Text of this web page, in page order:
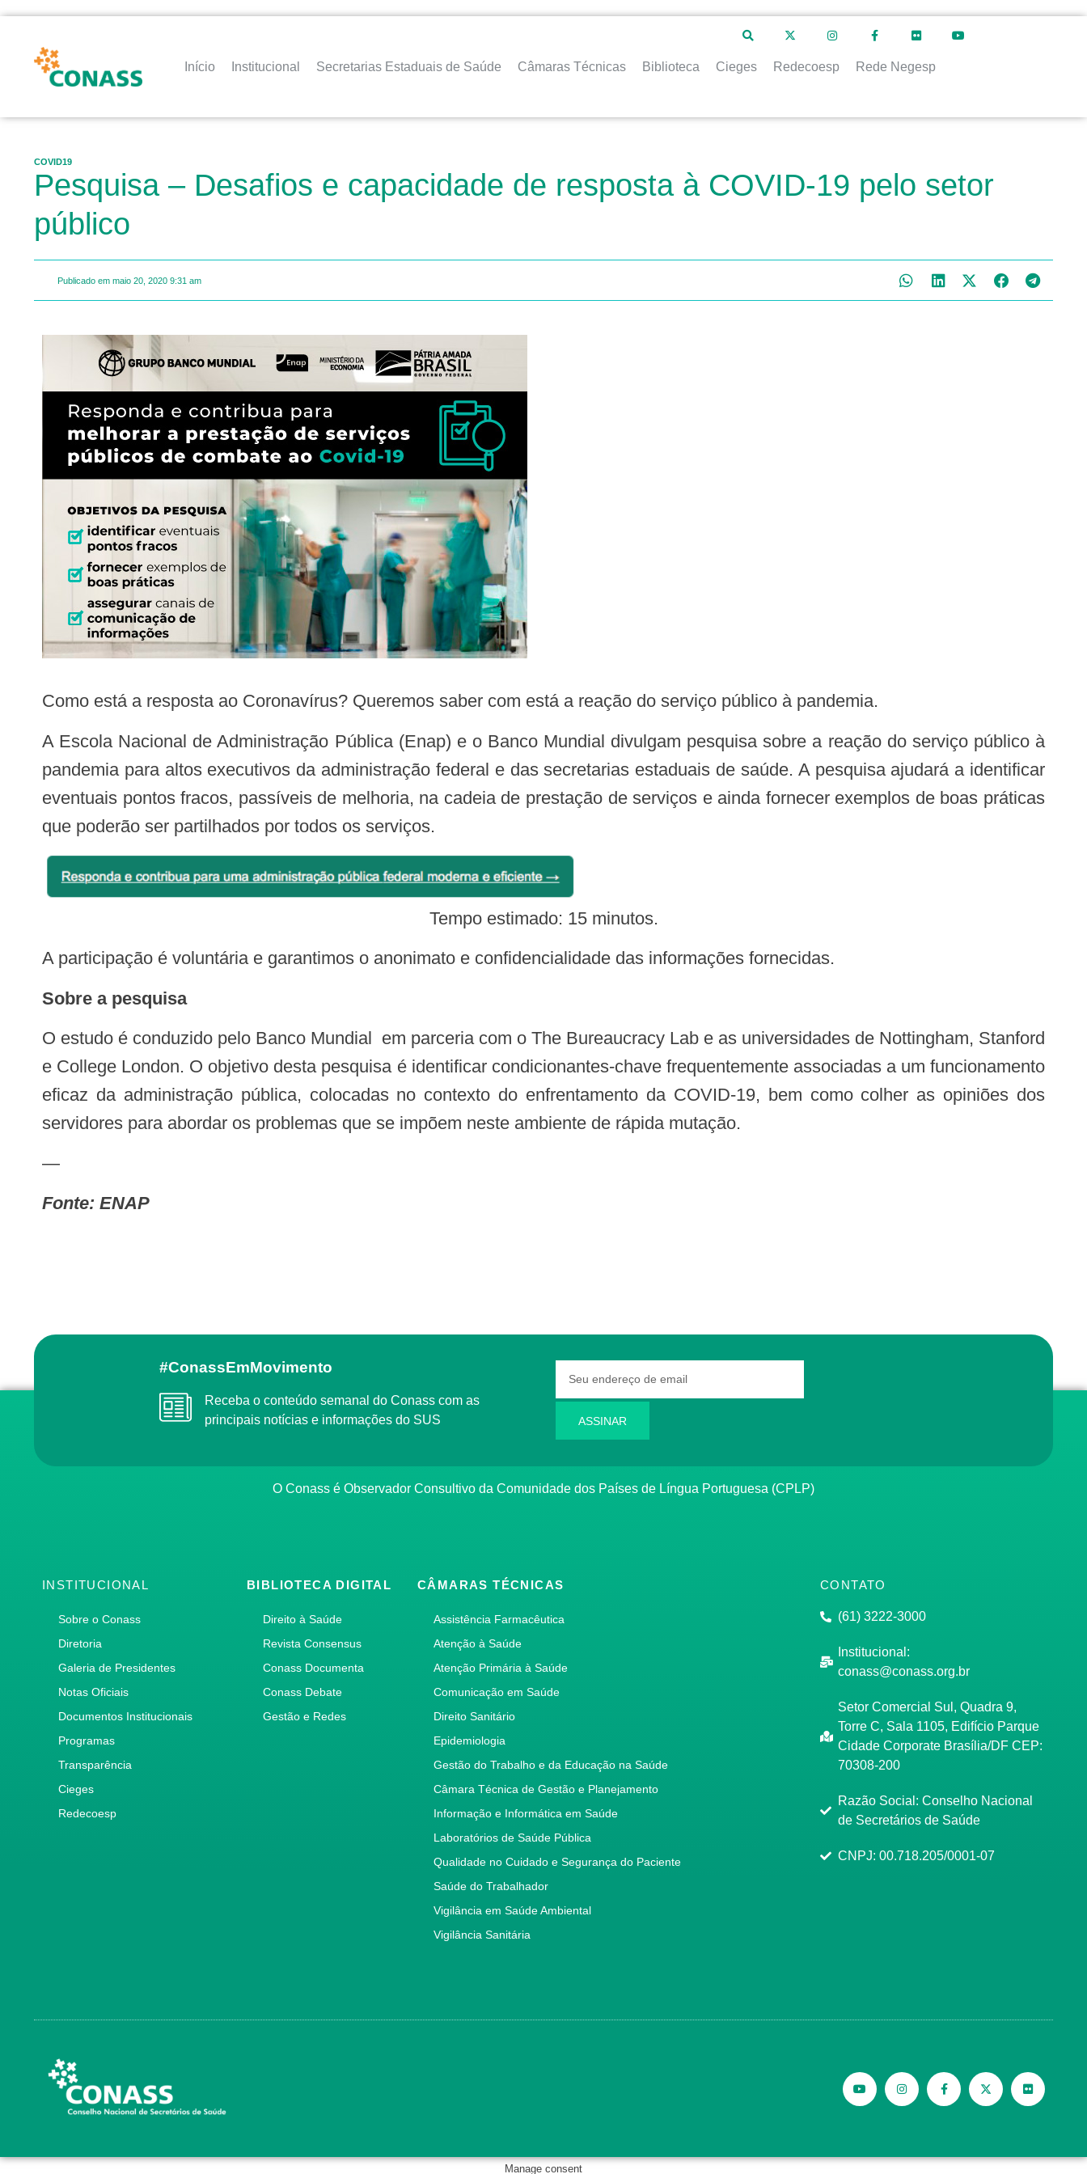
Início Institucional Secretarias Estaduais de Saúde Câmaras Técnicas Biblioteca Cieges Redecoesp Rede Negesp
COVID19
Pesquisa – Desafios e capacidade de resposta à COVID-19 pelo setor
público
Publicado em maio 20, 2020 9:31 am
Como está a resposta ao Coronavírus? Queremos saber com está a reação do serviço público à pandemia.
A Escola Nacional de Administração Pública (Enap) e o Banco Mundial divulgam pesquisa sobre a reação do serviço público à
pandemia para altos executivos da administração federal e das secretarias estaduais de saúde. A pesquisa ajudará a identificar
eventuais pontos fracos, passíveis de melhoria, na cadeia de prestação de serviços e ainda fornecer exemplos de boas práticas
que poderão ser partilhados por todos os serviços.
Tempo estimado: 15 minutos.
A participação é voluntária e garantimos o anonimato e confidencialidade das informações fornecidas.
Sobre a pesquisa
O estudo é conduzido pelo Banco Mundial em parceria com o The Bureaucracy Lab e as universidades de Nottingham, Stanford
e College London. O objetivo desta pesquisa é identificar condicionantes-chave frequentemente associadas a um funcionamento
eficaz da administração pública, colocadas no contexto do enfrentamento da COVID-19, bem como colher as opiniões dos
servidores para abordar os problemas que se impõem neste ambiente de rápida mutação.
—
Fonte: ENAP
#ConassEmMovimento
Receba o conteúdo semanal do Conass com as
principais notícias e informações do SUS
ASSINAR
O Conass é Observador Consultivo da Comunidade dos Países de Língua Portuguesa (CPLP)
INSTITUCIONAL
Sobre o Conass
Diretoria
Galeria de Presidentes
Notas Oficiais
Documentos Institucionais
Programas
Transparência
Cieges
Redecoesp
BIBLIOTECA DIGITAL
Direito à Saúde
Revista Consensus
Conass Documenta
Conass Debate
Gestão e Redes
CÂMARAS TÉCNICAS
Assistência Farmacêutica
Atenção à Saúde
Atenção Primária à Saúde
Comunicação em Saúde
Direito Sanitário
Epidemiologia
Gestão do Trabalho e da Educação na Saúde
Câmara Técnica de Gestão e Planejamento
Informação e Informática em Saúde
Laboratórios de Saúde Pública
Qualidade no Cuidado e Segurança do Paciente
Saúde do Trabalhador
Vigilância em Saúde Ambiental
Vigilância Sanitária
CONTATO
(61) 3222-3000
Institucional:
conass@conass.org.br
Setor Comercial Sul, Quadra 9,
Torre C, Sala 1105, Edifício Parque
Cidade Corporate Brasília/DF CEP:
70308-200
Razão Social: Conselho Nacional
de Secretários de Saúde
CNPJ: 00.718.205/0001-07
Manage consent